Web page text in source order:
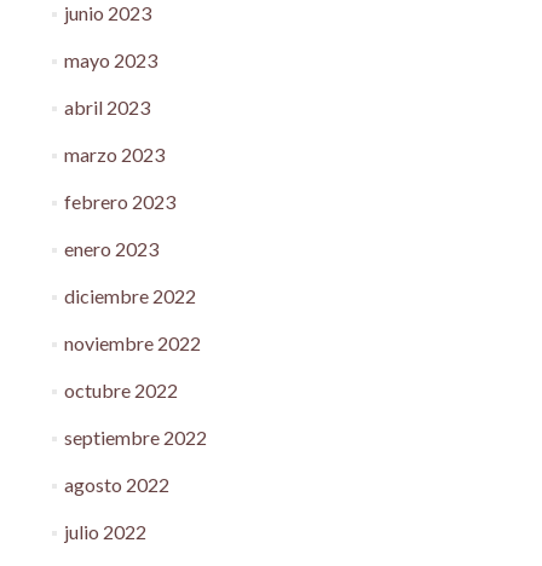
junio 2023
mayo 2023
abril 2023
marzo 2023
febrero 2023
enero 2023
diciembre 2022
noviembre 2022
octubre 2022
septiembre 2022
agosto 2022
julio 2022